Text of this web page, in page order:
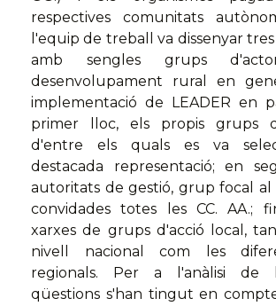
respectives comunitats
l'equip de treball va dissenyar
amb sengles grups
desenvolupament rural en
implementació de LEADER en
primer lloc, els propis grups
d'entre els quals es va
destacada representació; en
autoritats de gestió, grup focal al
convidades totes les CC. AA.;
xarxes de grups d'acció local,
nivell nacional com les
regionals. Per a l'anàlisi de
qüestions s'han tingut en